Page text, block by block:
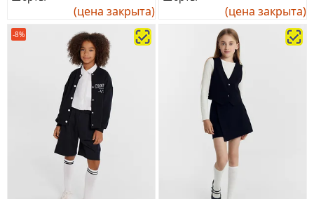
(цена закрыта) (цена закрыта)
-8%